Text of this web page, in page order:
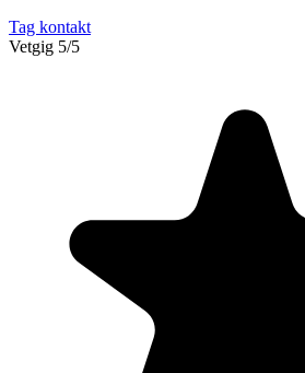
Tag kontakt
Vetgig 5/5